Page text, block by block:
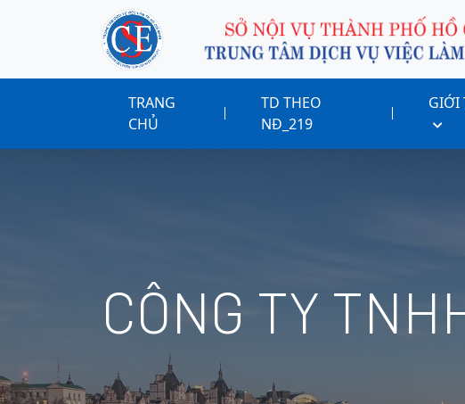
TRANG
CHỦ
TD THEO
NĐ_219
GIỚI
CÔNG TY